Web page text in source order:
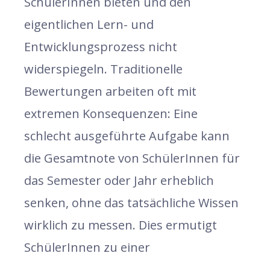
eigentlichen Lern- und
Entwicklungsprozess nicht
widerspiegeln. Traditionelle
Bewertungen arbeiten oft mit
extremen Konsequenzen: Eine
schlecht ausgeführte Aufgabe kann
die Gesamtnote von SchülerInnen für
das Semester oder Jahr erheblich
senken, ohne das tatsächliche Wissen
wirklich zu messen. Dies ermutigt
SchülerInnen zu einer